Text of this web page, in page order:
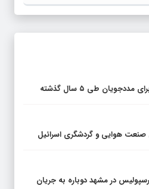
سوخت و عوامل اصلی ناترازی را
صنعت هوایی و گردشگری اسرائیل
در مشهد دوباره به جریان